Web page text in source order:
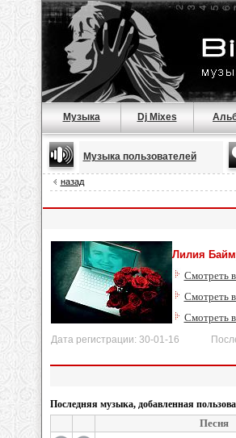
Музыка Dj Mixes
Музыка пользователей
назад
Лилия
Смотреть
Смотреть
Смотреть
Дата регистрации: 30-01-16
Последняя музыка, добавленная
Песня